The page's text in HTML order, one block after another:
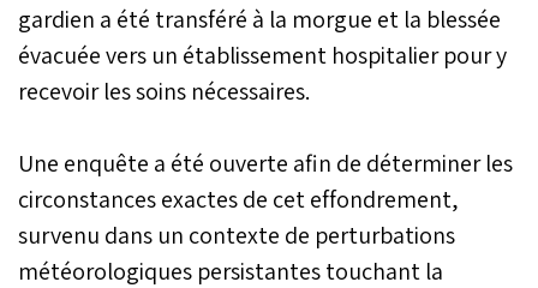
gardien a été transféré à la morgue et la blessée
évacuée vers un établissement hospitalier pour y
recevoir les soins nécessaires.
Une enquête a été ouverte afin de déterminer les
circonstances exactes de cet effondrement,
survenu dans un contexte de perturbations
météorologiques persistantes touchant la